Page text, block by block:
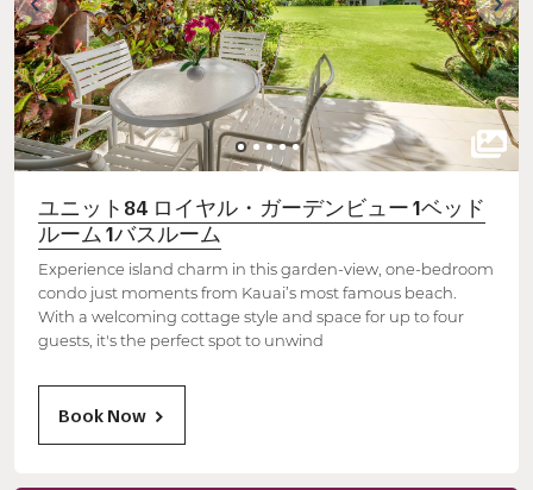
ユニット84 ロイヤル・ガーデンビュー 1ベッド
ルーム 1バスルーム
Experience island charm in this garden-view, one-bedroom
condo just moments from Kauai’s most famous beach.
With a welcoming cottage style and space for up to four
guests, it's the perfect spot to unwind
Book Now